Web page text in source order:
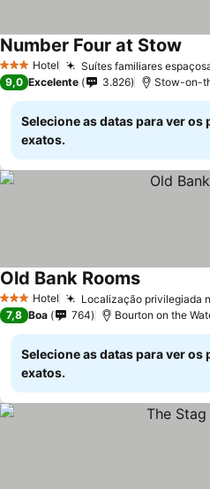
3 EstrelasHotel Suítes familiares
Number Four at Stow
9,0 Excelente 3.826 Stow-on-
Selecione as datas para ver os
exatos.
3 EstrelasHotel Localização privilegiada
Old Bank RoomsVer preços
7,8 Boa 764 Bourton on the
Selecione as datas para ver os
exatos.